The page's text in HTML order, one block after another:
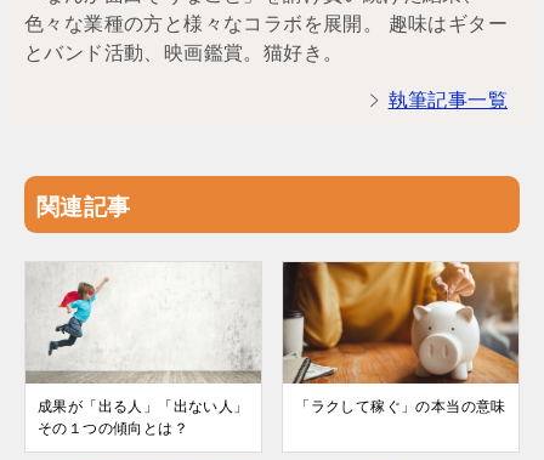
色々な業種の方と様々なコラボを展開。 趣味はギター
とバンド活動、映画鑑賞。猫好き。
執筆記事一覧
関連記事
成果が「出る人」「出ない人」
その１つの傾向とは？
「ラクして稼ぐ」の本当の意味